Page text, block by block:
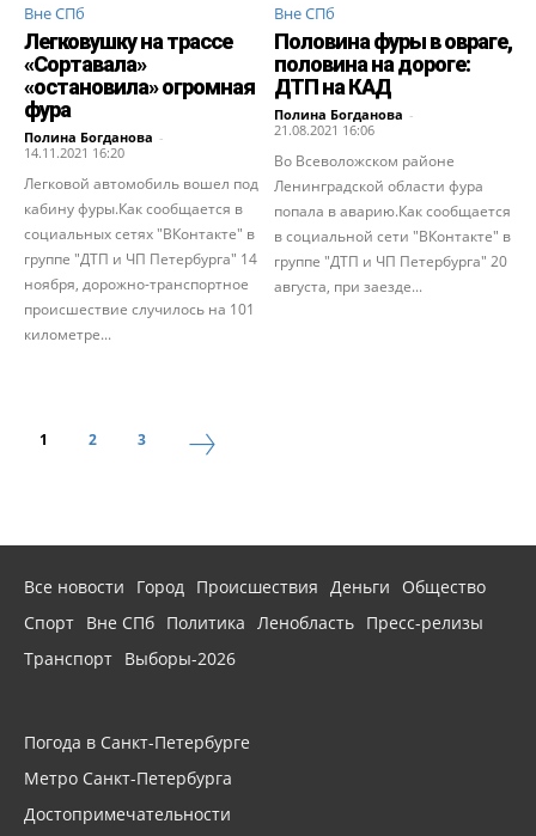
Вне СПб
Легковушку на трассе
«Сортавала»
«остановила» огромная
фура
Полина Богданова -
14.11.2021 16:20
Легковой автомобиль вошел под
кабину фуры.Как сообщается в
социальных сетях "ВКонтакте" в
группе "ДТП и ЧП Петербурга" 14
ноября, дорожно-транспортное
происшествие случилось на 101
километре...
Вне СПб
Половина фуры в овраге,
половина на дороге:
ДТП на КАД
Полина Богданова -
21.08.2021 16:06
Во Всеволожском районе
Ленинградской области фура
попала в аварию.Как сообщается
в социальной сети "ВКонтакте" в
группе "ДТП и ЧП Петербурга" 20
августа, при заезде...
1 2 3
Все новости Город Происшествия Деньги
Общество
Спорт Вне СПб Политика Ленобласть Пресс-релизы
Транспорт Выборы-2026
Погода в Санкт-Петербурге
Метро Санкт-Петербурга
Достопримечательности